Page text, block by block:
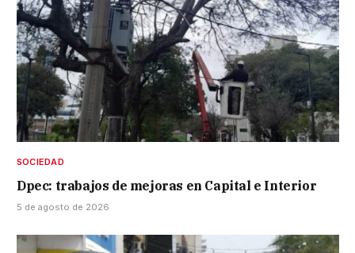
SOCIEDAD
Dpec: trabajos de mejoras en Capital e Interior
5 de agosto de 2026